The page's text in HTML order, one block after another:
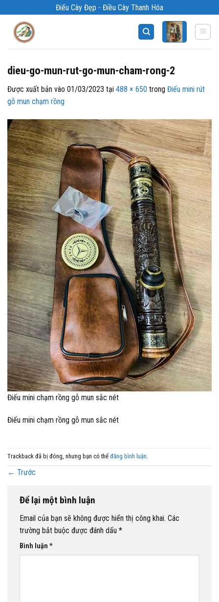
qua
Điếu Cày Đẹp - Điều Cày Thanh Hóa
dieu-go-mun-rut-go-mun-cham-rong-2
Được xuất bản vào 01/03/2023 tại 488 × 650 trong Điếu mini rút
gỗ mun chạm rồng
Điếu mini chạm rồng gỗ mun sắc nét
Điếu mini chạm rồng gỗ mun sắc nét
Trackback đã bị đóng, nhưng bạn có thể đăng bình luận
← Trước
Để lại một bình luận
Email của bạn sẽ không được hiển thị công khai. Các
trường bắt buộc được đánh dấu *
Bình luận *